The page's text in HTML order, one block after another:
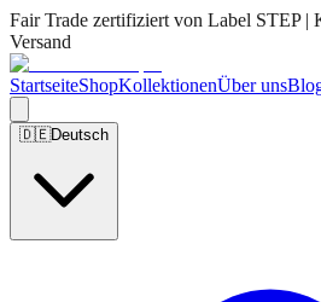
Fair Trade zertifiziert von Label STEP |
Versand
StartseiteShopKollektionenÜber uns
🇩🇪Deutsch